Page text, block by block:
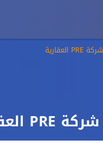
شركة PRE العقارية
شركة PRE العقارية